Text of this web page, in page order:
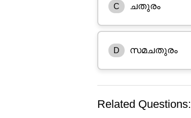
C ചതുരം
D സമചതുരം
Related Questions: